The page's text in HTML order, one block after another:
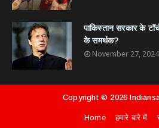
​पाकिस्तान सरकार के
के समर्थक?
November 27, 2024
Copyright © 2026
Home हमारे बारे में